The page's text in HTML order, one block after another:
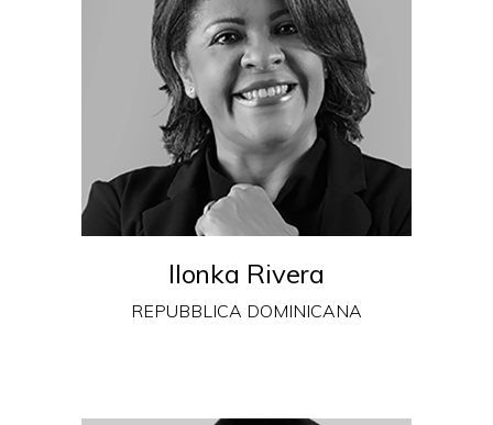
Ilonka Rivera
REPUBBLICA DOMINICANA